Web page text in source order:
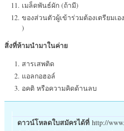
เมล็ดพันธ์ผัก (ถ้ามี)
ของส่วนตัวผู้เข้าร่วมต้องเตรียมเ
)
สิ่งที่ห้ามนำมาในค่าย
สารเสพติด
แอลกอฮอล์
อคติ หรือความคิดด้านลบ
ดาวน์โหลดใบสมัครได้ที่ http://